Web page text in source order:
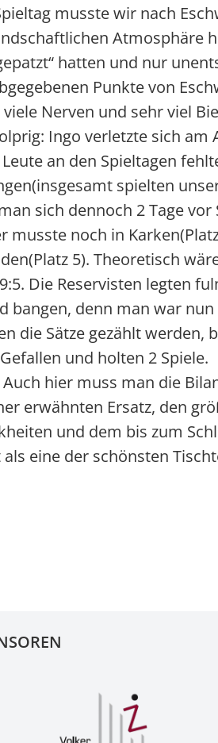
musste wir nach
Atmosphäre
hatten und nur
Punkte von
Nerven und sehr viel
Ingo verletzte sich
an den Spieltagen
spielten
sich dennoch 2 Tage
noch in
5). Theoretisch
Die Reservisten legten
denn man war
die Sätze gezählt werden,
und holten 2
hier muss man die
erwähnten Ersatz, den
und dem bis zum
eine der schönsten